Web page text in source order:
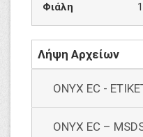
Φιάλη
Λήψη Αρχείων
ONYX EC -
ΟΝΥΧ EC –